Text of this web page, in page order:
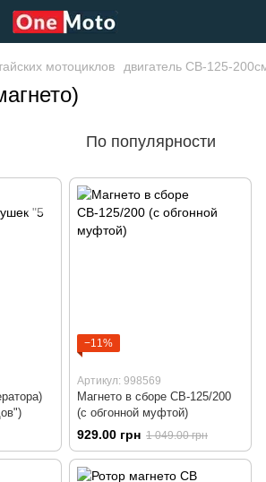
мотоциклов двигатель СВ-125-
По популярности
−11%
Артикул: 998569
Магнето в сборе СВ-125/200
(с обгонной муфтой)
929.00 грн 1 049.00 грн